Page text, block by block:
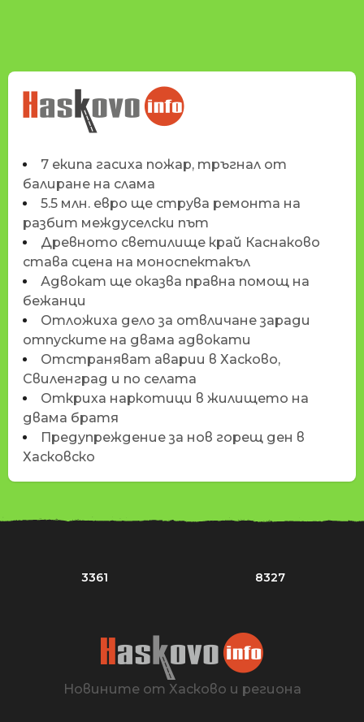
НОВИНИТЕ НА
HASKOVO.INFO
7 екипа гасиха пожар, тръгнал от
балиране на слама
5.5 млн. евро ще струва ремонта на
разбит междуселски път
Древното светилище край Каснаково
става сцена на моноспектакъл
Адвокат ще оказва правна помощ на
бежанци
Отложиха дело за отвличане заради
отпуските на двама адвокати
Отстраняват аварии в Хасково,
Свиленград и по селата
Откриха наркотици в жилището на
двама братя
Предупреждение за нов горещ ден в
Хасковско
3361 8327
Новините от Хасково и региона